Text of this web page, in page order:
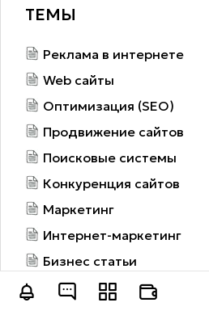
ТЕМЫ
Реклама в интернете
Web сайты
Оптимизация (SEO)
Продвижение сайтов
Поисковые системы
Конкуренция сайтов
Маркетинг
Интернет-маркетинг
Бизнес статьи
Инвестиции и финансы